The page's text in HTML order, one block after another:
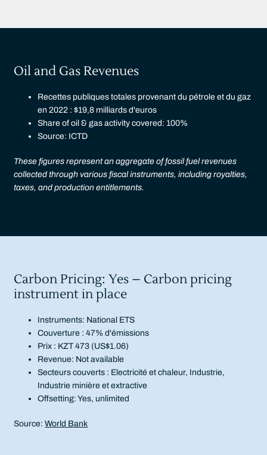
Oil and Gas Revenues
Recettes publiques totales provenant du pétrole et du gaz
en 2022 : $19,8 milliards d'euros
Share of oil & gas activity covered: 100%
Source: ICTD
These figures represent an aggregate of fossil fuel revenues
collected through various fiscal instruments, including royalties,
taxes, and production entitlements.
Carbon Pricing: Yes – Carbon pricing
instrument in place
Instruments: National ETS
Couverture : 47% d'émissions
Prix : KZT 473 (US$1.06)
Revenue: Not available
Secteurs couverts : Electricité et chaleur, Industrie,
Industrie minière et extractive
Offsetting: Yes, unlimited
Source:World Bank